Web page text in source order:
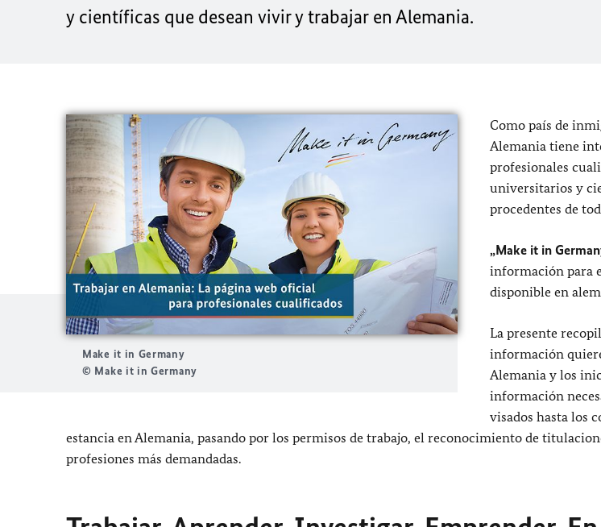
y científicas que desean vivir y trabajar en Alemania.
Make it in Germany
© Make it in Germany
Como país de
Alemania tiene
profesionales
universitarios y
procedentes de
„Make it in
información para
disponible en
La presente
información
Alemania y los
información
visados hasta los
estancia en Alemania, pasando por los permisos de trabajo, el reconocimiento de
profesiones más demandadas.